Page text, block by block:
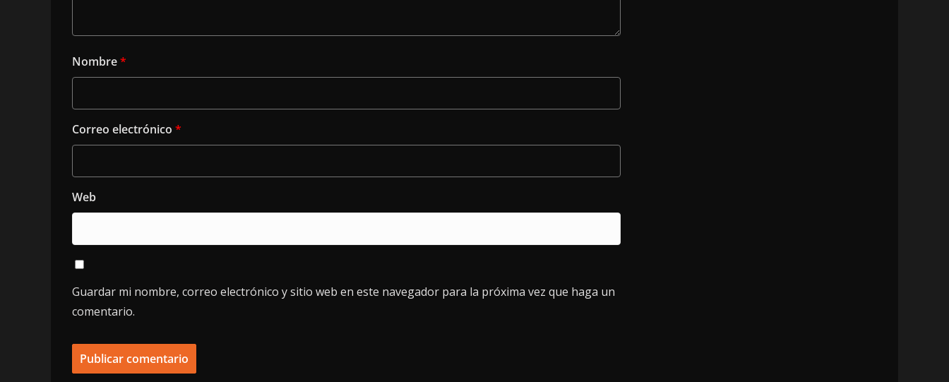
Nombre*
Correo electrónico *
Web
Guardar mi nombre, correo electrónico y sitio web en este navegador para la próxima vez que haga un
comentario.